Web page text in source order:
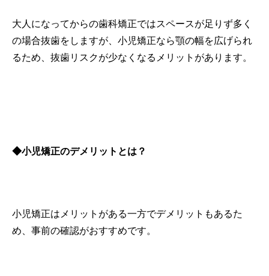
大人になってからの歯科矯正ではスペースが足りず多く
の場合抜歯をしますが、小児矯正なら顎の幅を広げられ
るため、抜歯リスクが少なくなるメリットがあります。
◆小児矯正のデメリットとは？
小児矯正はメリットがある一方でデメリットもあるた
め、事前の確認がおすすめです。